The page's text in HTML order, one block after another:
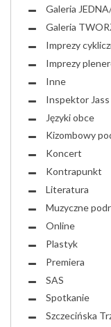
Galeria
Galeria
Imprezy
Imprezy
Inne
Inspektor
Języki obce
Kizombowy
Koncert
Kontrapunkt
Literatura
Muzyczne
Online
Plastyk
Premiera
SAS
Spotkanie
Szczecińska